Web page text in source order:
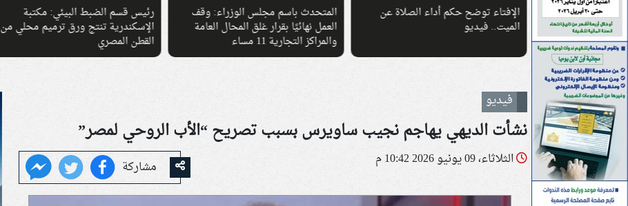
والديها..
الشرعي
الإفتاء توضح حكم أداء الصلاة عن
الميت.. فيديو
المتحدث باسم مجلس الوزراء: وقف
العمل نهائيًا بقرار غلق المحال العامة
والمراكز التجارية 11 مساء
رئيس قسم الضبط البيئي: مكتبة
الإسكندرية تنتج ورق ترميم محلي من
القطن المصري
فيديو
نشأت الديهي يهاجم نجيب ساويرس بسبب تصريح “الأب الروحي لمصر”
الثلاثاء، 09 يونيو 2026 10:42 م مشاركة